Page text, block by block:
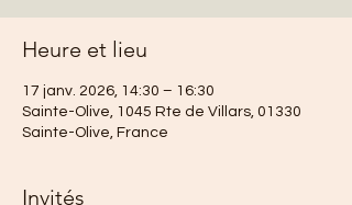
Heure et lieu
17 janv. 2026, 14:30 – 16:30
Sainte-Olive, 1045 Rte de Villars, 01330
Sainte-Olive, France
Invités